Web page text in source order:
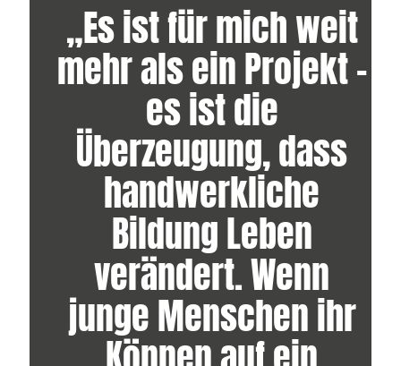
„Es ist für mich weit
mehr als ein Projekt –
es ist die
Überzeugung, dass
handwerkliche
Bildung Leben
verändert. Wenn
junge Menschen ihr